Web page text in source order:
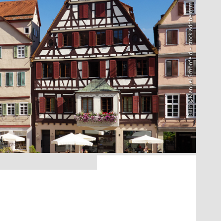
Bild: @Manuel Schönfeld – stock.adobe.com